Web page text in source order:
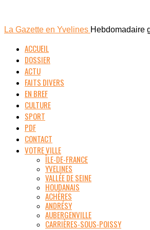
La Gazette en Yvelines Hebdomadaire
ACCUEIL
DOSSIER
ACTU
FAITS DIVERS
EN BREF
CULTURE
SPORT
PDF
CONTACT
VOTRE VILLE
ÎLE-DE-FRANCE
YVELINES
VALLÉE DE SEINE
HOUDANAIS
ACHÈRES
ANDRÉSY
AUBERGENVILLE
CARRIÈRES-SOUS-POISSY